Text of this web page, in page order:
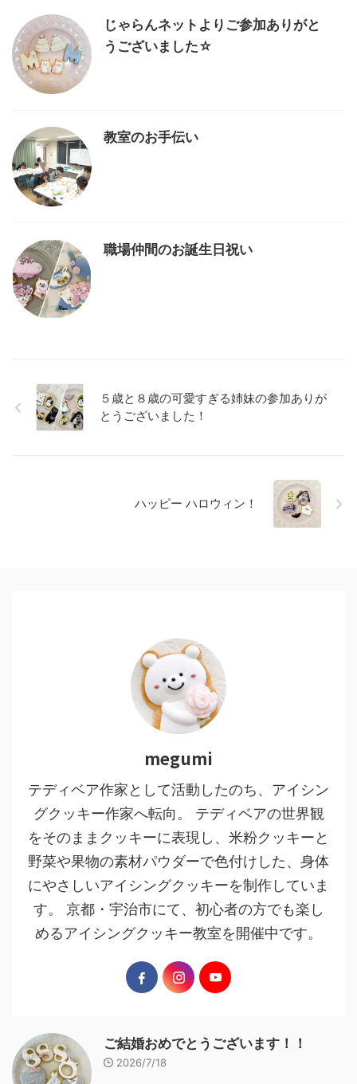
じゃらんネットよりご参加ありがと
うございました☆
教室のお手伝い
職場仲間のお誕生日祝い
５歳と８歳の可愛すぎる姉妹の参加ありが
とうございました！
ハッピー ハロウィン！
megumi
テディベア作家として活動したのち、アイシン
グクッキー作家へ転向。 テディベアの世界観
をそのままクッキーに表現し、米粉クッキーと
野菜や果物の素材パウダーで色付けした、身体
にやさしいアイシングクッキーを制作していま
す。 京都・宇治市にて、初心者の方でも楽し
めるアイシングクッキー教室を開催中です。
ご結婚おめでとうございます！！
2026/7/18